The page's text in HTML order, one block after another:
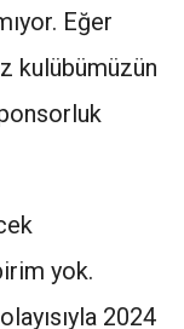
Eğer
kulübümüzün
yok.
2024